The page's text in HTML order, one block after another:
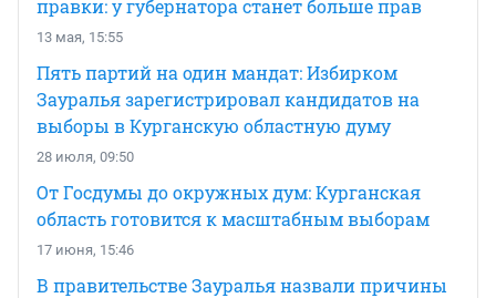
правки: у губернатора станет больше прав
13 мая, 15:55
Пять партий на один мандат: Избирком
Зауралья зарегистрировал кандидатов на
выборы в Курганскую областную думу
28 июля, 09:50
От Госдумы до окружных дум: Курганская
область готовится к масштабным выборам
17 июня, 15:46
В правительстве Зауралья назвали причины